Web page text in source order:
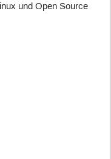
und Open Source